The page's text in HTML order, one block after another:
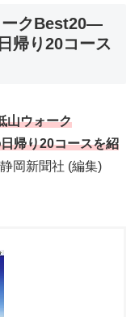
ークBest20―
帰り20コース
山ウォーク
帰り20コースを紹
岡新聞社 (編集)